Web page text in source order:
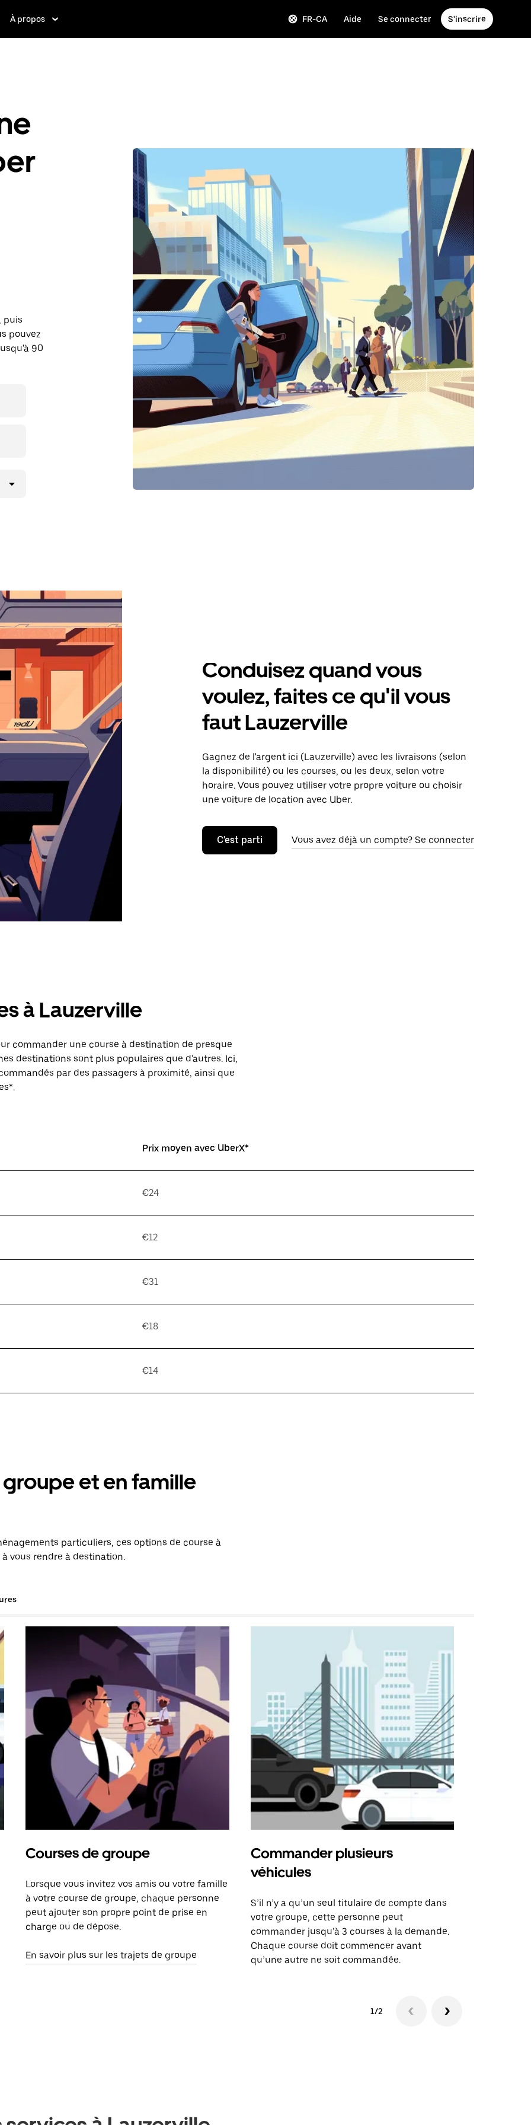
À propos FR-CA Aide Se connecter S'inscrire
puis
pouvez
90
Conduisez quand vous
voulez, faites ce qu'il vous
faut Lauzerville
Gagnez de l'argent ici (Lauzerville) avec les livraisons (selon
la disponibilité) ou les courses, ou les deux, selon votre
horaire. Vous pouvez utiliser votre propre voiture ou choisir
une voiture de location avec Uber.
C'est parti Vous avez déjà un compte? Se connecter
à Lauzerville
commander une course à destination de presque
destinations sont plus populaires que d'autres. Ici,
par des passagers à proximité, ainsi que
Prix moyen avec UberX*
€24
€12
€31
€18
€14
et en famille
particuliers, ces options de course à
vous rendre à destination.
Courses de groupe
Lorsque vous invitez vos amis ou votre famille
à votre course de groupe, chaque personne
peut ajouter son propre point de prise en
charge ou de dépose.
En savoir plus sur les trajets de groupe
Commander plusieurs
véhicules
S’il n’y a qu’un seul titulaire de compte dans
votre groupe, cette personne peut
commander jusqu’à 3 courses à la demande.
Chaque course doit commencer avant
qu’une autre ne soit commandée.
1/2